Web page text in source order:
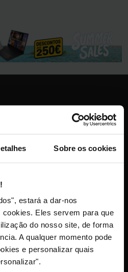
Sobre os cookies
estará a dar-nos
Eles servem para que
do nosso site, de forma
A qualquer momento pode
e personalizar quais
18h
com as últimas
de produtos e
e aplica-se a